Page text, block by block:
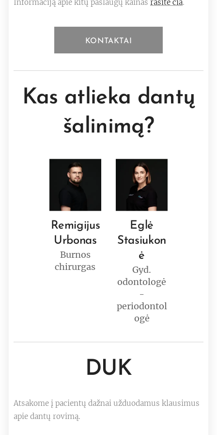
Informaciją apie kitų paslaugų kainas rasite čia.
KONTAKTAI
Kas atlieka dantų
šalinimą?
Remigijus
Urbonas
Burnos
chirurgas
Eglė
Stasiukon
ė
Gyd.
odontologė
-
periodontol
ogė
DUK
Atsakome į pacientų dažnai užduodamus klausimus
apie dantų rovimą.